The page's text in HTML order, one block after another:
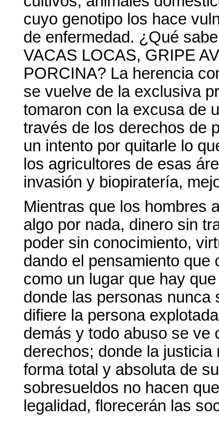
cuyo genotipo los hace
de enfermedad. ¿Qué
VACAS LOCAS, GRIPE
PORCINA? La herencia
se vuelve de la exclusiva
tomaron con la excusa de
través de los derechos de
un intento por quitarle lo
los agricultores de esas
invasión y biopiratería,
Mientras que los hombres
algo por nada, dinero sin
poder sin conocimiento,
dando el pensamiento que
como un lugar que hay
donde las personas nunca
difiere la persona
demás y todo abuso se ve
derechos; donde la
forma total y absoluta de
sobresueldos no hacen
legalidad, florecerán las